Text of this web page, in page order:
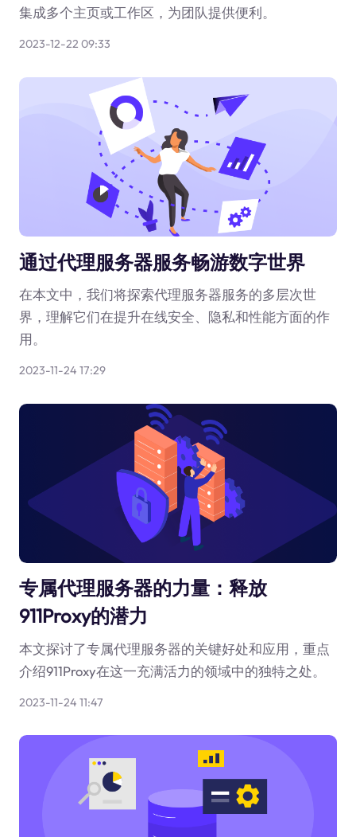
集成多个主页或工作区，为团队提供便利。
2023-12-22 09:33
通过代理服务器服务畅游数字世界
在本文中，我们将探索代理服务器服务的多层次世
界，理解它们在提升在线安全、隐私和性能方面的作
用。
2023-11-24 17:29
专属代理服务器的力量：释放
911Proxy的潜力
本文探讨了专属代理服务器的关键好处和应用，重点
介绍911Proxy在这一充满活力的领域中的独特之处。
2023-11-24 11:47